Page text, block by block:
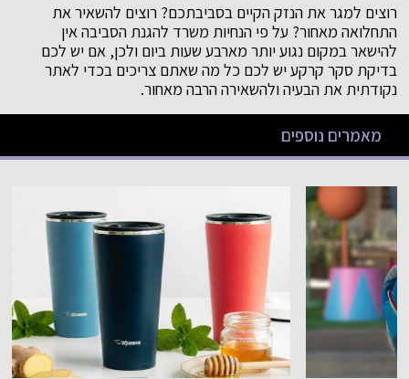
רוצים למגר את הנזק הקיים בסביבתכם? רוצים להשאיר את
התחלואה מאחור? על פי הנחיות משרד להגנת הסביבה אין
להישאר במקום נגוע יותר מארבע שעות ביום ולכן, אם יש לכם
בדיקת סקר קרקע יש לכם כל מה שאתם צריכים בכדי לאתר
נקודתית את הבעיה ולהשאירה הרבה מאחור.
מאמרים נוספים